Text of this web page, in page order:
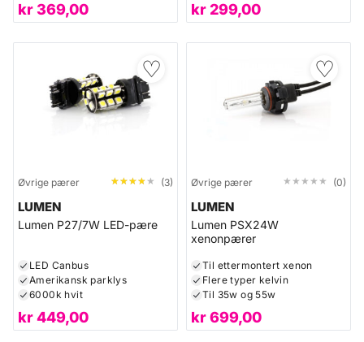
kr369,00 kr299,00
♡
Øvrige pærer ★★★★★
★★★★★ (3)
LUMEN
Lumen P27/7W LED-pære
LED Canbus
Amerikansk parklys
6000k hvit
kr449,00
♡
Øvrige pærer ★★★★★
★★★★★ (0)
LUMEN
Lumen PSX24W
xenonpærer
Til ettermontert xenon
Flere typer kelvin
Til 35w og 55w
kr699,00